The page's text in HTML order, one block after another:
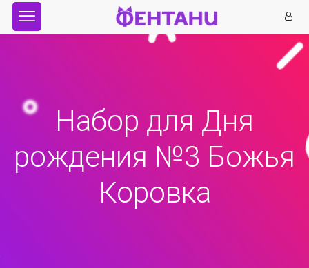
Набор для Дня
рождения №3 Божья
Коровка